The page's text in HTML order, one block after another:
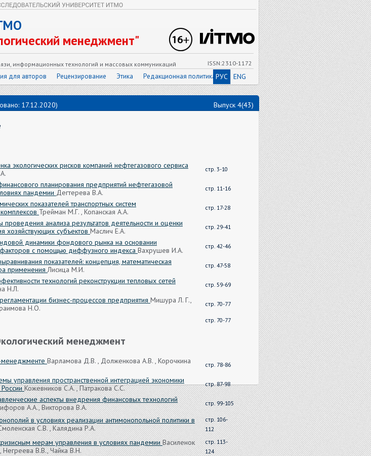
менеджмент"
информационных технологий и массовых коммуникаций
ISSN:2310-1172
для авторов Рецензирование Этика Редакционная политика РУС ENG
17.12.2020) Выпуск 4(43)
экологических рисков компаний нефтегазового сервиса
стр. 3-10
планирования предприятий нефтегазовой
пандемии Дегтерева В.А. стр. 11-16
показателей транспортных систем
Трейман М.Г. , Копанская А.А. стр. 17-28
проведения анализа результатов деятельности и оценки
хозяйствующих субъектов Маслич Е.А. стр. 29-41
динамики фондового рынка на основании
с помощью диффузного индекса Вахрушев И.А. стр. 42-46
показателей: концепция, математическая
примененияЛисица М.И. стр. 47-58
технологий реконструкции тепловых сетей
Н.Л.
стр. 59-69
бизнес-процессов предприятия Мишура Л. Г.,
Н.О.
стр. 70-77
стр. 70-77
менеджмент
менеджменте Варламова Д.В. , Долженкова А.В. , Корочкина
стр. 78-86
управления пространственной интеграцией экономики
РоссииКожевников С.А. , Патракова С.С. стр. 87-98
аспекты внедрения финансовых технологий
А.А., Викторова В.А.
стр. 99-105
в условиях реализации антимонопольной политики в
С.В. , Калядина Р.А.
стр. 106-
112
мерам управления в условиях пандемииВасиленок
Негреева В.В., Чайка В.Н.
стр. 113-
124